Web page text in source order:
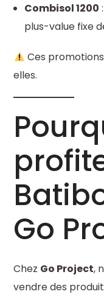
Combisol 1200
plus-value fixe
Ces
elles.
Go
Chez Go Project,
vendre des